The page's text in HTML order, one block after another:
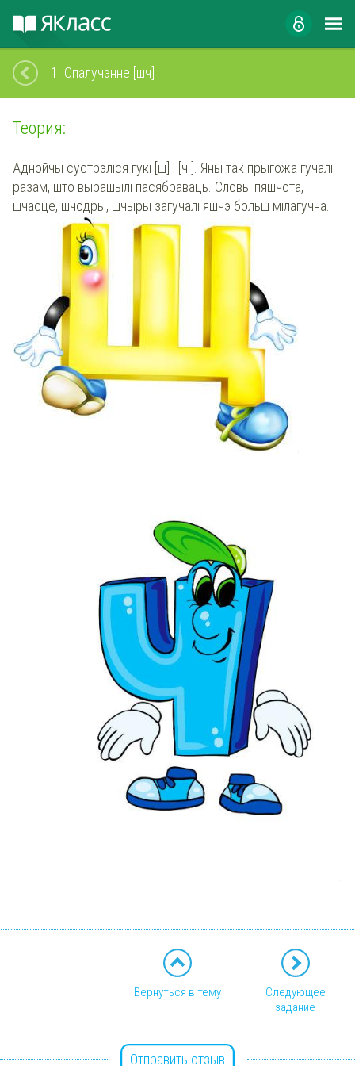
1. Спалучэнне [шч]
Теория:
Аднойчы сустрэліся гукі [ш] і [ч ]. Яны так прыгожа гучалі
разам, што вырашылі пасябраваць. Словы пяшчота,
шчасце, шчодры, шчыры загучалі яшчэ больш мілагучна.
Вернуться в тему
Следующее
задание
Отправить отзыв